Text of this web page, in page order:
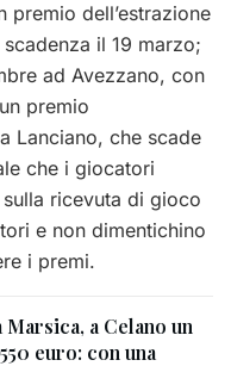
premio dell’estrazione
il 19 marzo;
ad Avezzano, con
premio
Lanciano, che scade
che i giocatori
ricevuta di gioco
e non dimentichino
i premi.
a Celano un
euro: con una